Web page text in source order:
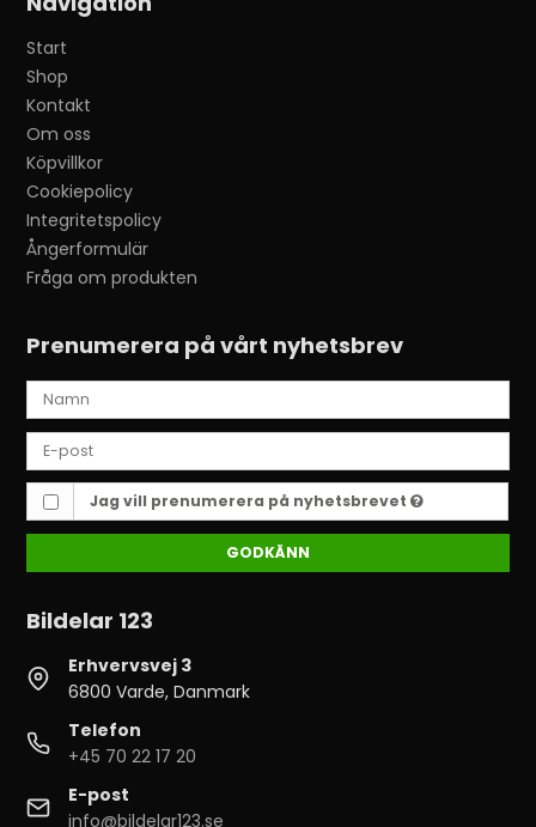
Start
Shop
Kontakt
Om oss
Köpvillkor
Cookiepolicy
Integritetspolicy
Ångerformulär
Fråga om produkten
Prenumerera på vårt nyhetsbrev
Jag vill prenumerera på nyhetsbrevet
GODKÄNN
Bildelar 123
Erhvervsvej 3
6800 Varde, Danmark
Telefon
+45 70 22 17 20
E-post
info@bildelar123.se